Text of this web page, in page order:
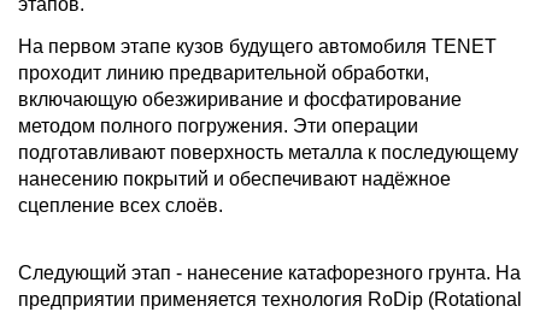
этапов.
На первом этапе кузов будущего автомобиля TENET
проходит линию предварительной обработки,
включающую обезжиривание и фосфатирование
методом полного погружения. Эти операции
подготавливают поверхность металла к последующему
нанесению покрытий и обеспечивают надёжное
сцепление всех слоёв.
Следующий этап - нанесение катафорезного грунта. На
предприятии применяется технология RoDip (Rotational